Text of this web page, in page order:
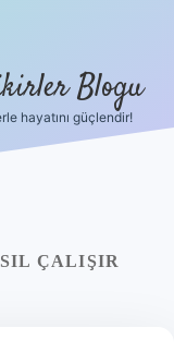
Blogu
hayatını güçlendir!
ÇALIŞIR